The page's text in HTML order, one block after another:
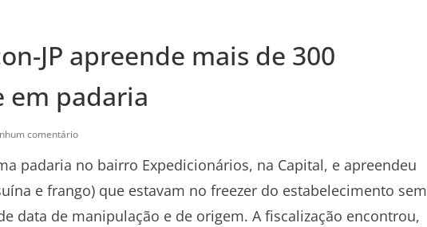
JP apreende mais de 300
em padaria
comentário
padaria no bairro Expedicionários, na Capital, e apreendeu
e frango) que estavam no freezer do estabelecimento sem
data de manipulação e de origem. A fiscalização encontrou,